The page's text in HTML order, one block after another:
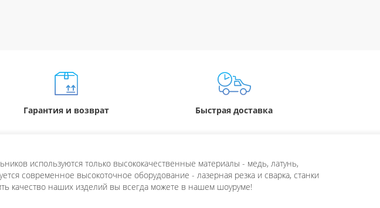
Гарантия и возврат Быстрая доставка
используются только высококачественные материалы - медь, латунь,
современное высокоточное оборудование - лазерная резка и сварка, станки
качество наших изделий вы всегда можете в нашем шоуруме!